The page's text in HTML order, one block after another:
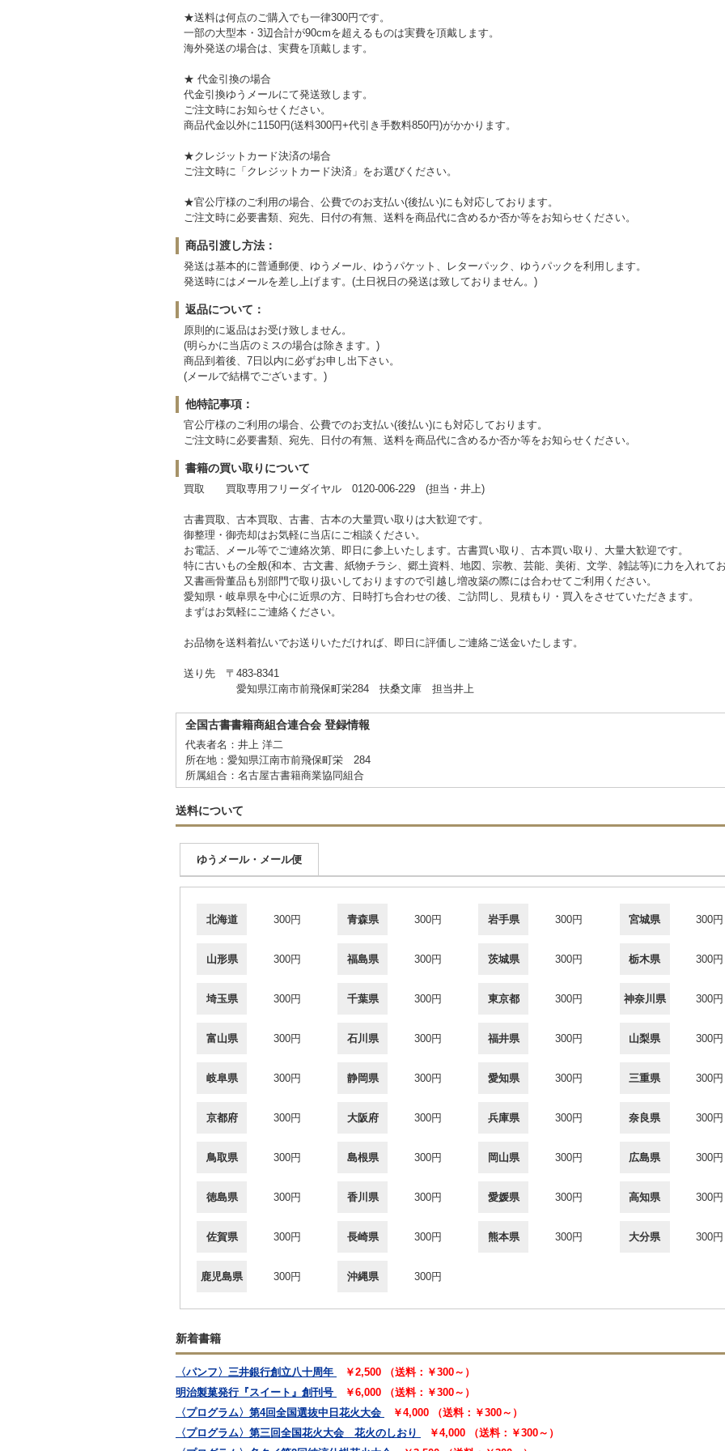
★送料は何点のご購入でも一律300円です。
一部の大型本・3辺合計が90cmを超えるものは実費を頂戴します。
海外発送の場合は、実費を頂戴します。
★ 代金引換の場合
代金引換ゆうメールにて発送致します。
ご注文時にお知らせください。
商品代金以外に1150円(送料300円+代引き手数料850円)がかかります。
★クレジットカード決済の場合
ご注文時に「クレジットカード決済」をお選びください。
★官公庁様のご利用の場合、公費でのお支払い(後払い)にも対応しております。
ご注文時に必要書類、宛先、日付の有無、送料を商品代に含めるか否か等をお知らせください。
商品引渡し方法：
発送は基本的に普通郵便、ゆうメール、ゆうパケット、レターパック、ゆうパックを利用します。
発送時にはメールを差し上げます。(土日祝日の発送は致しておりません。)
返品について：
原則的に返品はお受け致しません。
(明らかに当店のミスの場合は除きます。)
商品到着後、7日以内に必ずお申し出下さい。
(メールで結構でございます。)
他特記事項：
官公庁様のご利用の場合、公費でのお支払い(後払い)にも対応しております。
ご注文時に必要書類、宛先、日付の有無、送料を商品代に含めるか否か等をお知らせください。
書籍の買い取りについて
買取 買取専用フリーダイヤル 0120-006-229 (担当・井上)
古書買取、古本買取、古書、古本の大量買い取りは大歓迎です。
御整理・御売却はお気軽に当店にご相談ください。
お電話、メール等でご連絡次第、即日に参上いたします。古書買い取り、古本買い取り、大量大歓迎です。
特に古いもの全般(和本、古文書、紙物チラシ、郷土資料、地図、宗教、芸能、美術、文学、雑誌等)に力を入れてお
又書画骨董品も別部門で取り扱いしておりますので引越し増改築の際には合わせてご利用ください。
愛知県・岐阜県を中心に近県の方、日時打ち合わせの後、ご訪問し、見積もり・買入をさせていただきます。
まずはお気軽にご連絡ください。
お品物を送料着払いでお送りいただければ、即日に評価しご連絡ご送金いたします。
送り先 〒483-8341
愛知県江南市前飛保町栄284 扶桑文庫 担当井上
全国古書書籍商組合連合会 登録情報
代表者名：井上 洋二
所在地：愛知県江南市前飛保町栄 284
所属組合：名古屋古書籍商業協同組合
送料について
ゆうメール・メール便
北海道 300円 青森県 300円 岩手県 300円 宮城県 300円
山形県 300円 福島県 300円 茨城県 300円 栃木県 300円
埼玉県 300円 千葉県 300円 東京都 300円 神奈川県 300円
富山県 300円 石川県 300円 福井県 300円 山梨県 300円
岐阜県 300円 静岡県 300円 愛知県 300円 三重県 300円
京都府 300円 大阪府 300円 兵庫県 300円 奈良県 300円
鳥取県 300円 島根県 300円 岡山県 300円 広島県 300円
徳島県 300円 香川県 300円 愛媛県 300円 高知県 300円
佐賀県 300円 長崎県 300円 熊本県 300円 大分県 300円
鹿児島県 300円 沖縄県 300円
新着書籍
〈パンフ〉三井銀行創立八十周年
￥2,500 （送料：￥300～）
明治製菓発行『スイート』創刊号
￥6,000 （送料：￥300～）
〈プログラム〉第4回全国選抜中日花火大会
￥4,000 （送料：￥300～）
〈プログラム〉第三回全国花火大会 花火のしおり
￥4,000 （送料：￥300～）